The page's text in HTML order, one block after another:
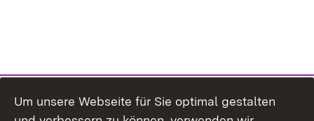
Um unsere Webseite für Sie optimal gestalten